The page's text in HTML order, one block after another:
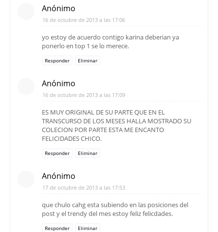
Anónimo
16 de octubre de 2013 a las 17:06
yo estoy de acuerdo contigo karina deberian ya
ponerlo en top 1 se lo merece.
Responder Eliminar
Anónimo
16 de octubre de 2013 a las 17:09
ES MUY ORIGINAL DE SU PARTE QUE EN EL
TRANSCURSO DE LOS MESES HALLA MOSTRADO SU
COLECION POR PARTE ESTA ME ENCANTO
FELICIDADES CHICO.
Responder Eliminar
Anónimo
17 de octubre de 2013 a las 17:53
que chulo cahg esta subiendo en las posiciones del
post y el trendy del mes estoy feliz felicdades.
Responder Eliminar